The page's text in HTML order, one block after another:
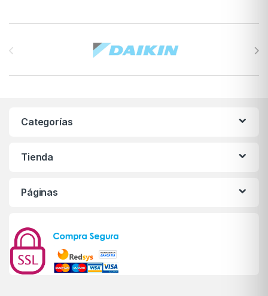
Categorías
Tienda
Páginas